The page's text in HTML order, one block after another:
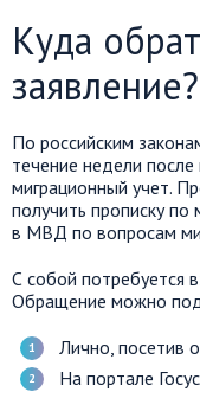
Куда
заявление?
По российским
течение недели
миграционный учет.
получить прописку
в МВД по вопросам
С собой потребуется
Обращение можно
Лично, посетив
На портале